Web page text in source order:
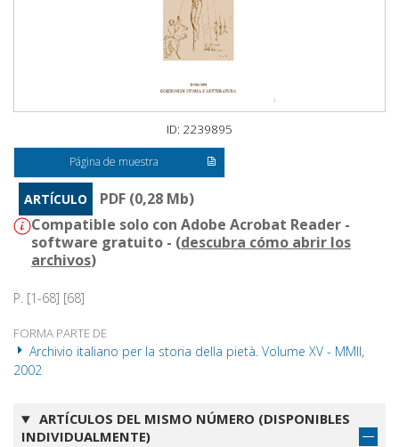
ID: 2239895
Página de muestra
ARTÍCULO
PDF (0,28 Mb)
Compatible solo con Adobe Acrobat Reader -
software gratuito - (descubra cómo abrir los
archivos)
P. [1-68] [68]
FORMA PARTE DE
Archivio italiano per la storia della pietà. Volume XV - MMII,
2002
ARTÍCULOS DEL MISMO NÚMERO (DISPONIBLES
INDIVIDUALMENTE)